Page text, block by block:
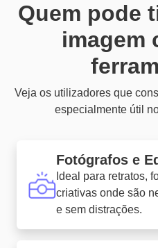
Quem pode
imagem
Veja os utilizadores que
especialmente útil
Fotógrafos e
Ideal para retratos,
criativas onde são
e sem distrações.